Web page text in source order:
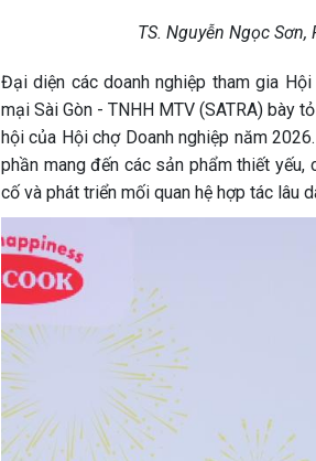
TS. Nguyễn Ngọc
Đại diện các doanh nghiệp tham gia
mại Sài Gòn - TNHH MTV (SATRA) bày
hội của Hội chợ Doanh nghiệp năm
phần mang đến các sản phẩm thiết
cố và phát triển mối quan hệ hợp tác lâu